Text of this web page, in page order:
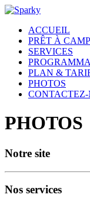
ACCUEIL
PRÊT À
SERVICES
PLAN &
PHOTOS
CONTACTEZ-
PHOTOS
Notre site
Nos services